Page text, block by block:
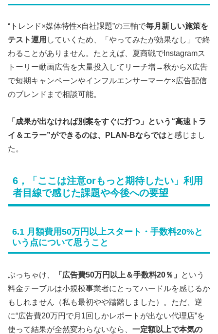
“トレンド×媒体特性×自社課題”の三軸で毎月新しい施策を
テスト運用 していくため、「やってみたが効果なし」で終
わることがありません。たとえば、夏商戦でInstagramス
トーリー動画広告を大量投入してリーチ増→秋からX広告
で短期キャンペーンやインフルエンサーマーケ×広告配信
のブレンドまで相談可能。
「成果が出なければ別案をすぐに打つ」という“高速トラ
イ＆エラー”ができるのは、PLAN-Bならではと感じまし
た。
6，「ここは注意orもっと期待したい」利用
者目線で感じた課題や今後への要望
6.1 月額費用50万円以上スタート・手数料20%と
いう点について思うこと
ぶっちゃけ、 「広告費50万円以上＆手数料20％」
という
料金テーブルは小規模事業者にとってハードルを感じるか
もしれません（私も最初やや躊躇しました）。ただ、逆
に“広告費20万円で月1回しかレポートが出ない代理店”を
使って結果が全然変わらないなら、 一定額以上で本気の